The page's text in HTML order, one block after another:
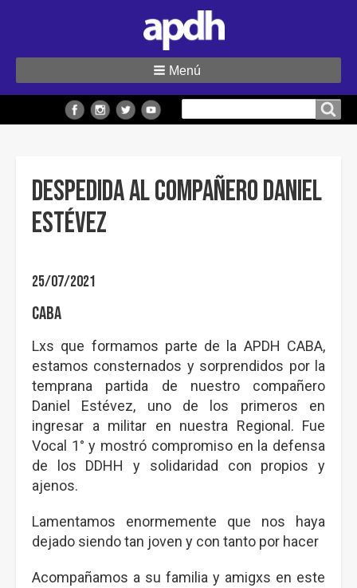
sitio
Menú
Despedida al compañero Daniel
Estévez
25/07/2021
CABA
Lxs que formamos parte de la APDH CABA,
estamos consternados y sorprendidos por la
temprana partida de nuestro compañero
Daniel Estévez, uno de los primeros en
ingresar a militar en nuestra Regional. Fue
Vocal 1° y mostró compromiso en la defensa
de los DDHH y solidaridad con propios y
ajenos.
Lamentamos enormemente que nos haya
dejado siendo tan joven y con tanto por hacer
Acompañamos a su familia y amigxs en este